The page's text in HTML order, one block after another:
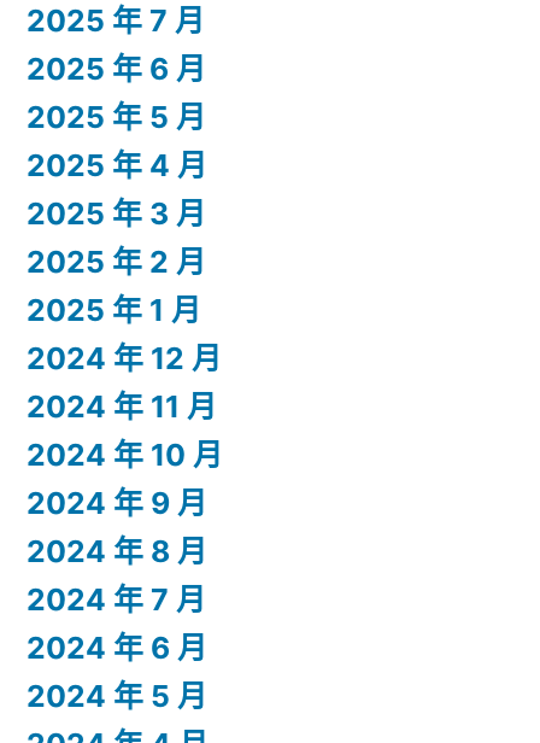
2025 年 7 月
2025 年 6 月
2025 年 5 月
2025 年 4 月
2025 年 3 月
2025 年 2 月
2025 年 1 月
2024 年 12 月
2024 年 11 月
2024 年 10 月
2024 年 9 月
2024 年 8 月
2024 年 7 月
2024 年 6 月
2024 年 5 月